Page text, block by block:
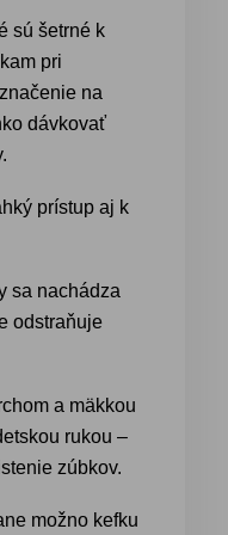
sú šetrné k
pri
na
dávkovať
prístup aj k
sa nachádza
odstraňuje
a mäkkou
rukou –
zúbkov.
možno kefku